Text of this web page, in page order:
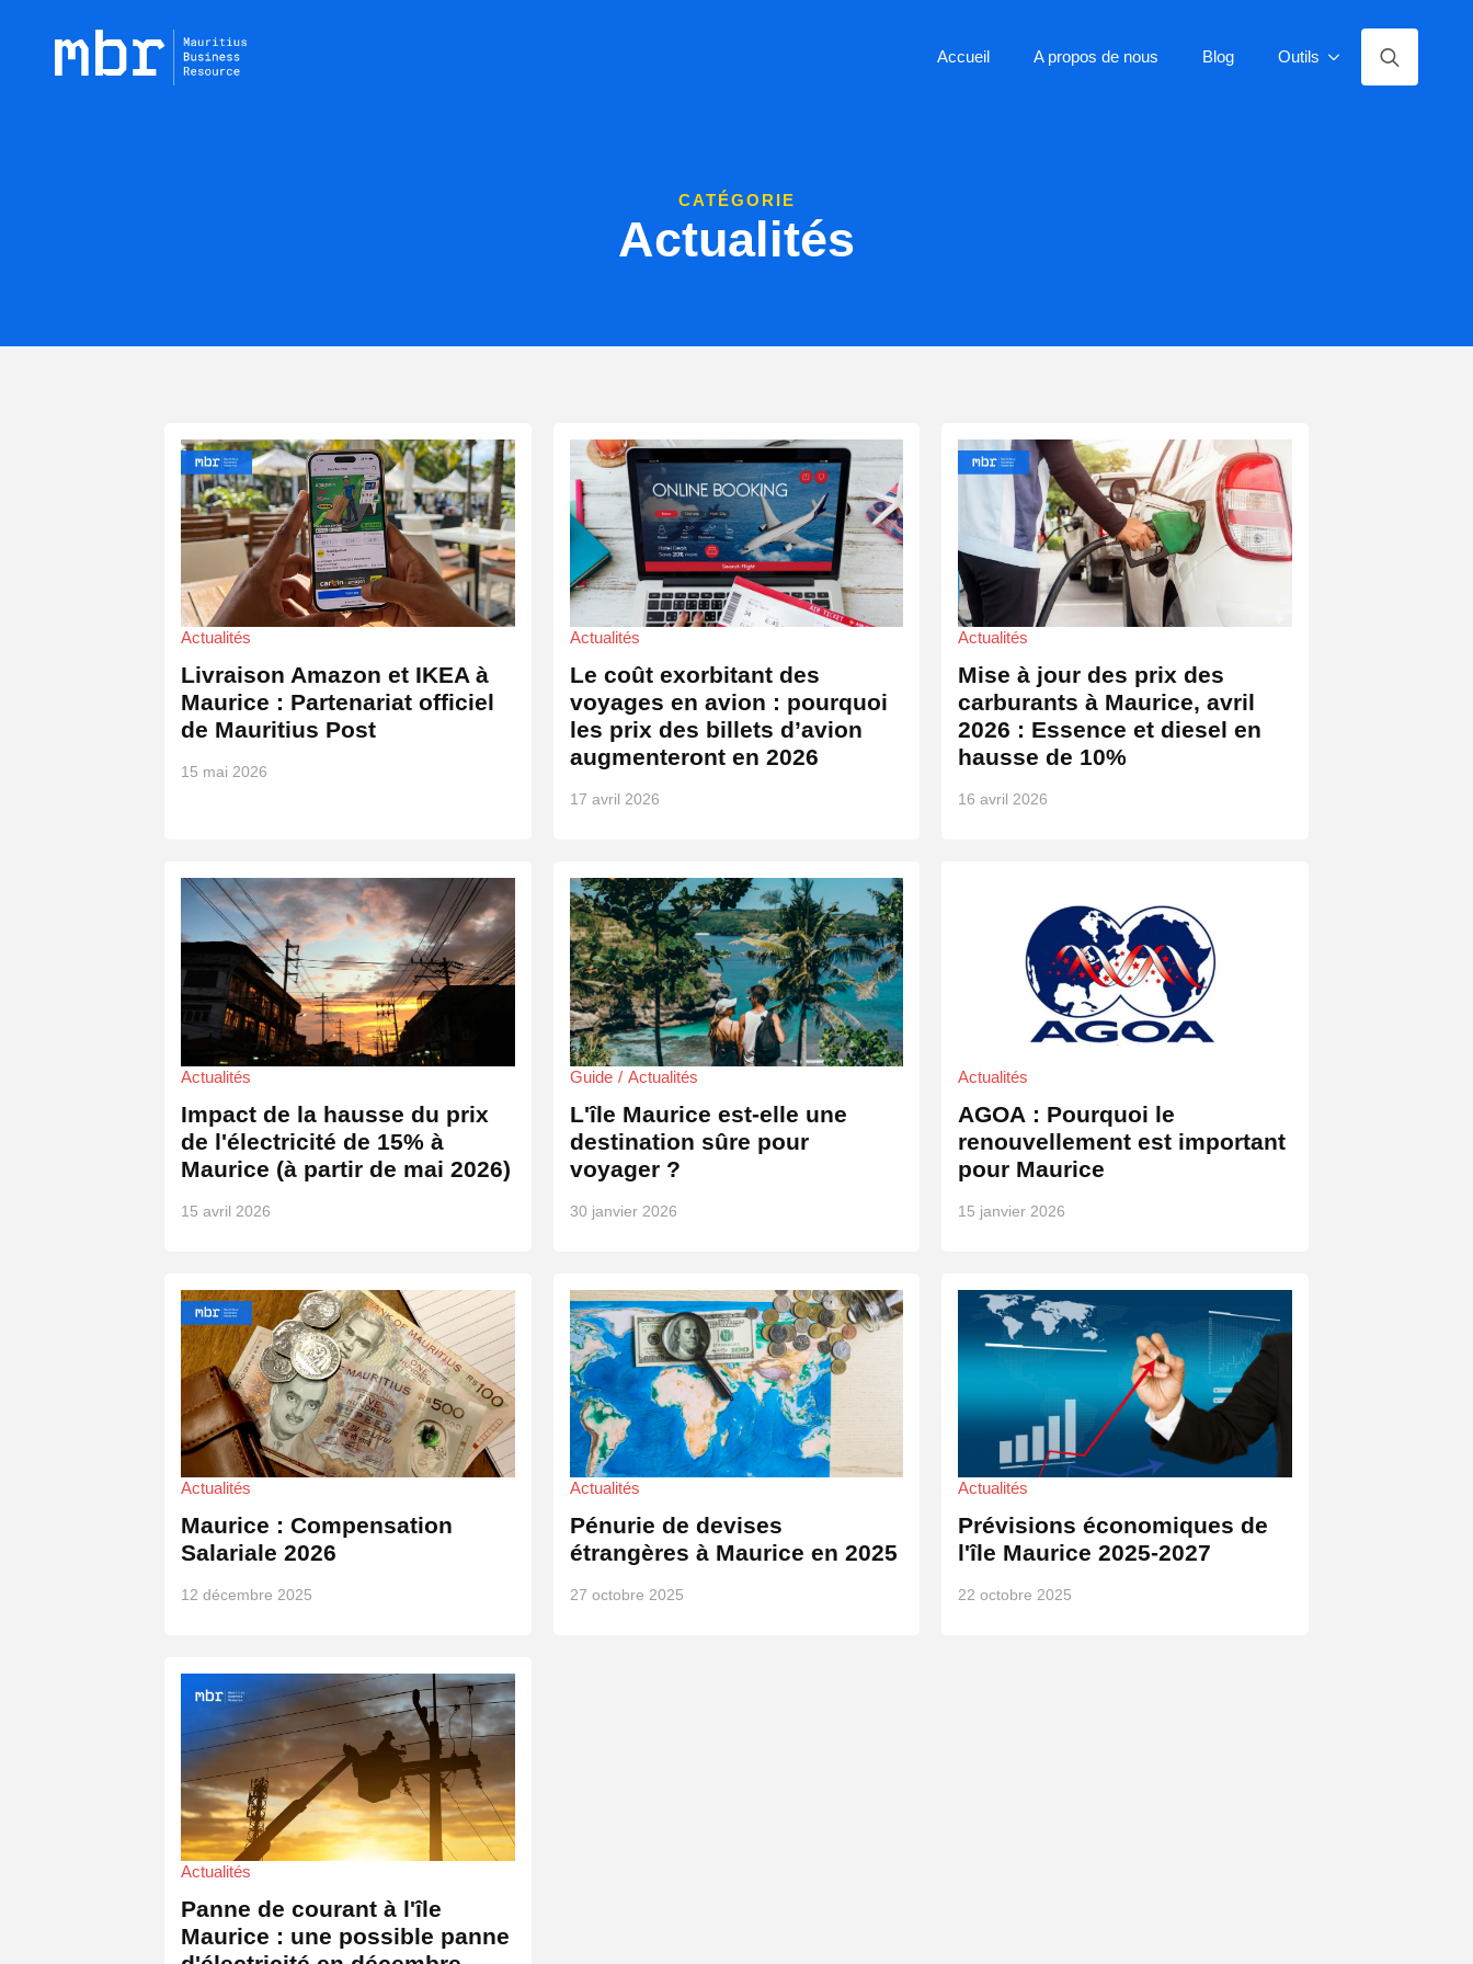
Accueil A propos de nous Blog Outils
CATÉGORIE
Actualités
Livraison Amazon et IKEA à
Maurice : Partenariat officiel
de Mauritius Post
15 mai 2026
Actualités
Le coût exorbitant des
voyages en avion : pourquoi
les prix des billets d’avion
augmenteront en 2026
17 avril 2026
Actualités
Mise à jour des prix des
carburants à Maurice, avril
2026 : Essence et diesel en
hausse de 10%
16 avril 2026
Actualités
Impact de la hausse du prix
de l'électricité de 15% à
Maurice (à partir de mai 2026)
15 avril 2026
Actualités
L'île Maurice est-elle une
destination sûre pour
voyager ?
30 janvier 2026
Guide Actualités
AGOA : Pourquoi le
renouvellement est important
pour Maurice
15 janvier 2026
Actualités
Maurice : Compensation
Salariale 2026
12 décembre 2025
Actualités
Pénurie de devises
étrangères à Maurice en 2025
27 octobre 2025
Actualités
Prévisions économiques de
l'île Maurice 2025-2027
22 octobre 2025
Actualités
Panne de courant à l'île
Maurice : une possible panne
Actualités